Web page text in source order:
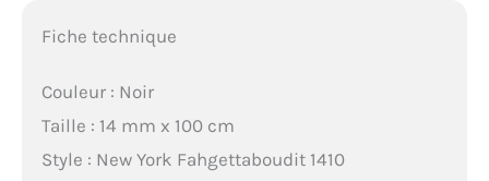
Fiche technique
Couleur : Noir
Taille : 14 mm x 100 cm
Style : New York Fahgettaboudit 1410